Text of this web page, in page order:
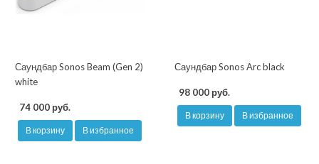
Саундбар Sonos Beam (Gen 2)
white
74 000 руб.
В корзину В избранное
Саундбар Sonos Arc black
98 000 руб.
В корзину В избранное